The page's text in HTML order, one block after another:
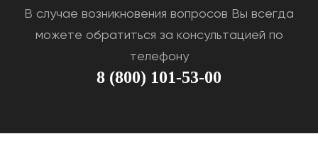
В случае возникновения вопросов Вы всегда
можете обратиться за консультацией по
телефону
8 (800) 101-53-00